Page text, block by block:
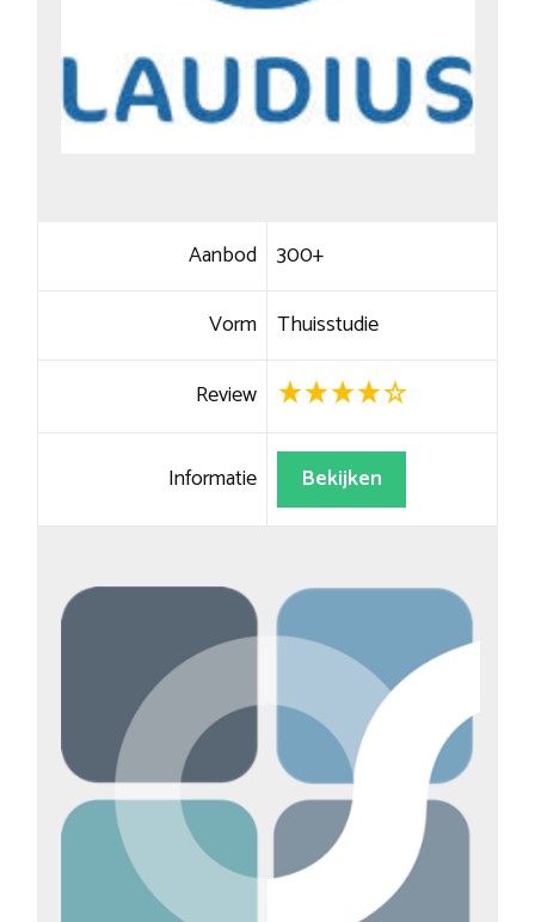
Aanbod 300+
Vorm Thuisstudie
Review
Informatie Bekijken